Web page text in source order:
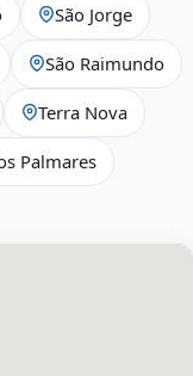
São Jorge
São Raimundo
Terra Nova
Palmares